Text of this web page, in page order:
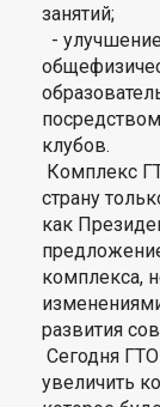
занятий;
-
клубов.
Комплекс
страну
как
комплекса,
развития
Сегодня
увеличить